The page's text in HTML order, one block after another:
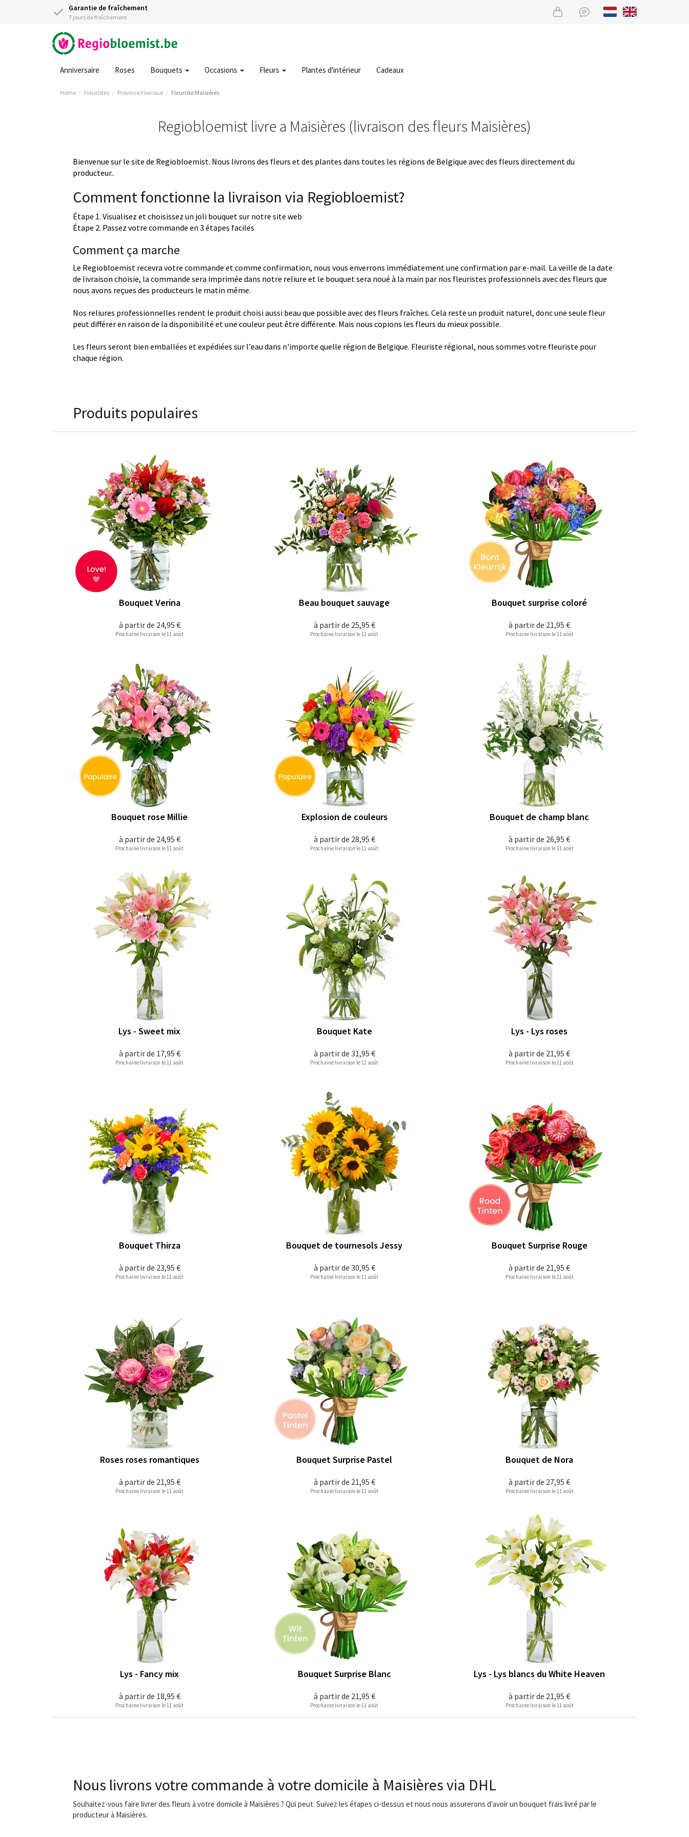
Garantie de fraîchement
7 jours de fraîchement
Anniversaire Roses Bouquets Occasions Fleurs Plantes d'intérieur Cadeaux
Home Fleuristes Province Hainaut Fleuriste Maisières
Regiobloemist livre a Maisières (livraison des fleurs Maisières)
Bienvenue sur le site de Regiobloemist. Nous livrons des fleurs et des plantes dans toutes les régions de Belgique avec des fleurs directement du
producteur..
Comment fonctionne la livraison via Regiobloemist?
Étape 1. Visualisez et choisissez un joli bouquet sur notre site web
Étape 2. Passez votre commande en 3 étapes faciles
Comment ça marche
Le Regiobloemist recevra votre commande et comme confirmation, nous vous enverrons immédiatement une confirmation par e-mail. La veille de la date
de livraison choisie, la commande sera imprimée dans notre reliure et le bouquet sera noué à la main par nos fleuristes professionnels avec des fleurs que
nous avons reçues des producteurs le matin même.
Nos reliures professionnelles rendent le produit choisi aussi beau que possible avec des fleurs fraîches. Cela reste un produit naturel, donc une seule fleur
peut différer en raison de la disponibilité et une couleur peut être différente. Mais nous copions les fleurs du mieux possible.
Les fleurs seront bien emballées et expédiées sur l'eau dans n'importe quelle région de Belgique. Fleuriste régional, nous sommes votre fleuriste pour
chaque région.
Produits populaires
à partir de 24,95 €
Bouquet Verina
Prochaine livraison le 11 août
à partir de 25,95 €
Beau bouquet sauvage
Prochaine livraison le 11 août
à partir de 21,95 €
Bouquet surprise coloré
Prochaine livraison le 11 août
à partir de 24,95 €
Bouquet rose Millie
Prochaine livraison le 11 août
à partir de 28,95 €
Explosion de couleurs
Prochaine livraison le 11 août
à partir de 26,95 €
Bouquet de champ blanc
Prochaine livraison le 11 août
à partir de 17,95 €
Lys - Sweet mix
Prochaine livraison le 11 août
à partir de 31,95 €
Bouquet Kate
Prochaine livraison le 11 août
à partir de 21,95 €
Lys - Lys roses
Prochaine livraison le 11 août
à partir de 23,95 €
Bouquet Thirza
Prochaine livraison le 11 août
à partir de 30,95 €
Bouquet de tournesols Jessy
Prochaine livraison le 11 août
à partir de 21,95 €
Bouquet Surprise Rouge
Prochaine livraison le 11 août
à partir de 21,95 €
Roses roses romantiques
Prochaine livraison le 11 août
à partir de 21,95 €
Bouquet Surprise Pastel
Prochaine livraison le 11 août
à partir de 27,95 €
Bouquet de Nora
Prochaine livraison le 11 août
à partir de 18,95 €
Lys - Fancy mix
Prochaine livraison le 11 août
à partir de 21,95 €
Bouquet Surprise Blanc
Prochaine livraison le 11 août
à partir de 21,95 €
Lys - Lys blancs du White Heaven
Prochaine livraison le 11 août
Nous livrons votre commande à votre domicile à Maisières via DHL
Souhaitez-vous faire livrer des fleurs à votre domicile à Maisières ? Qui peut. Suivez les étapes ci-dessus et nous nous assurerons d'avoir un bouquet frais livré par le
producteur à Maisières.